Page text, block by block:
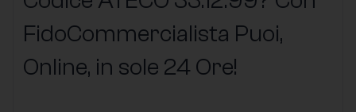
FidoCommercialista Puoi,
Online, in sole 24 Ore!